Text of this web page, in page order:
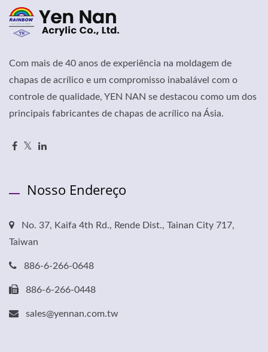
Com mais de 40 anos de experiência na moldagem de
chapas de acrílico e um compromisso inabalável com o
controle de qualidade, YEN NAN se destacou como um dos
principais fabricantes de chapas de acrílico na Ásia.
Nosso Endereço
No. 37, Kaifa 4th Rd., Rende Dist., Tainan City 717,
Taiwan
886-6-266-0648
886-6-266-0448
sales@yennan.com.tw